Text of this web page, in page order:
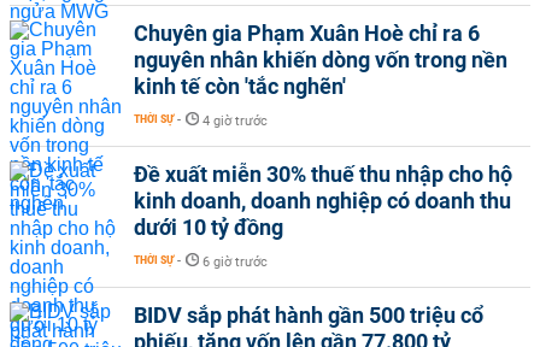
Chuyên gia Phạm Xuân Hoè chỉ ra 6
nguyên nhân khiến dòng vốn trong nền
kinh tế còn 'tắc nghẽn'
THỜI SỰ - 4 giờ trước
Đề xuất miễn 30% thuế thu nhập cho hộ
kinh doanh, doanh nghiệp có doanh thu
dưới 10 tỷ đồng
THỜI SỰ - 6 giờ trước
BIDV sắp phát hành gần 500 triệu cổ
phiếu, tăng vốn lên gần 77.800 tỷ